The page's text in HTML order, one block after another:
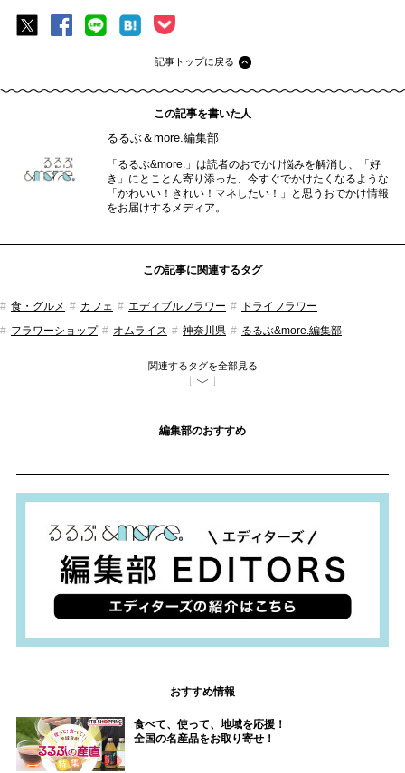
記事トップに戻る
この記事を書いた人
るるぶ＆more.編集部
「るるぶ&more.」は読者のおでかけ悩みを解消し、「好
き」にとことん寄り添った、今すぐでかけたくなるような
「かわいい！きれい！マネしたい！」と思うおでかけ情報
をお届けするメディア。
この記事に関連するタグ
食・グルメ カフェ エディブルフラワー
ドライフラワー
フラワーショップ
オムライス 神奈川県 るるぶ&more.編集部
関連するタグを全部見る
編集部のおすすめ
おすすめ情報
食べて、使って、地域を応援！
全国の名産品をお取り寄せ！